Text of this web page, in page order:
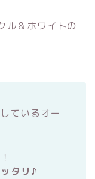
ル＆ホワイトの
ているオー
タリ♪